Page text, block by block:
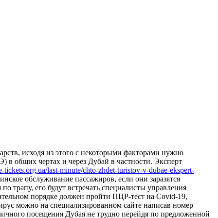
исходя из этого с некоторыми факторами нужно
в общих чертах и через Дубай в частности. Эксперт
tickets.org.ua/last-minute/chto-zhdet-turistov-v-dubae-ekspert-
обслуживание пассажиров, если они заразятся
трапу, его будут встречать специалисты управления
порядке должен пройти ПЦР-тест на Covid-19,
можно на специализированном сайте написав номер
посещения Дубая не трудно перейдя по предложенной